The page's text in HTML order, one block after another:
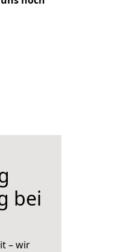
bei
– wir